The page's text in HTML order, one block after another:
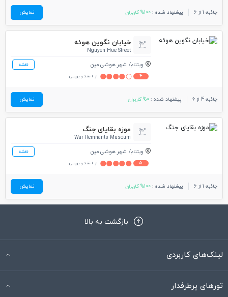
جاذبه 1 از 6 پیشنهاد شده : 100% کاربران نمایش
خیابان نگوین هوئه
Nguyen Hue Street
ویتنام شهر هوشی مین نقشه
4 از 1 نقد و بررسی
جاذبه 4 از 6 پیشنهاد شده : 0% کاربران نمایش
موزه بقایای جنگ
War Remnants Museum
ویتنام شهر هوشی مین نقشه
5 از 1 نقد و بررسی
جاذبه 1 از 6 پیشنهاد شده : 100% کاربران نمایش
بازگشت به بالا
لینک‌های کاربردی
تورهای پرطرفدار